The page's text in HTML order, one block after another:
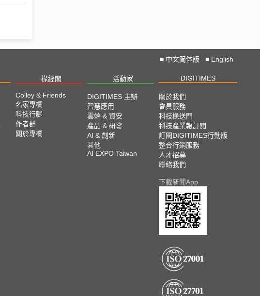
■ 中文简体版 ■ English
椽經閣 活動家 DIGITIMES
Colley & Friends
名家專欄
科技行腳
作者群
關於專欄
DIGITIMES 主辦
智慧應用
雲端 & 資安
產品 & 研發
AI & 創新
其他
AI EXPO Taiwan
關於我們
會員服務
科技椽送門
科技產業報訂閱
訂閱DIGITIMES行動版
整合行銷服務
人才招募
聯絡我們
下載新聞App